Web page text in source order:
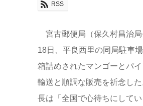
RSS
宮古郵便局（保久村昌治局
18日、平良西里の同局駐車
箱詰めされたマンゴーとパ
輸送と順調な販売を祈念し
長は「全国で心待ちにして